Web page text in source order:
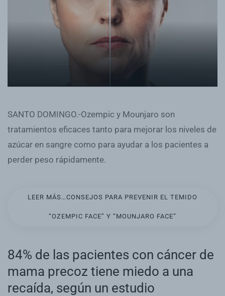
SANTO DOMINGO.-Ozempic y Mounjaro son
tratamientos eficaces tanto para mejorar los niveles de
azúcar en sangre como para ayudar a los pacientes a
perder peso rápidamente.
LEER MÁS…CONSEJOS PARA PREVENIR EL TEMIDO
“OZEMPIC FACE” Y “MOUNJARO FACE”
84% de las pacientes con cáncer de
mama precoz tiene miedo a una
recaída, según un estudio